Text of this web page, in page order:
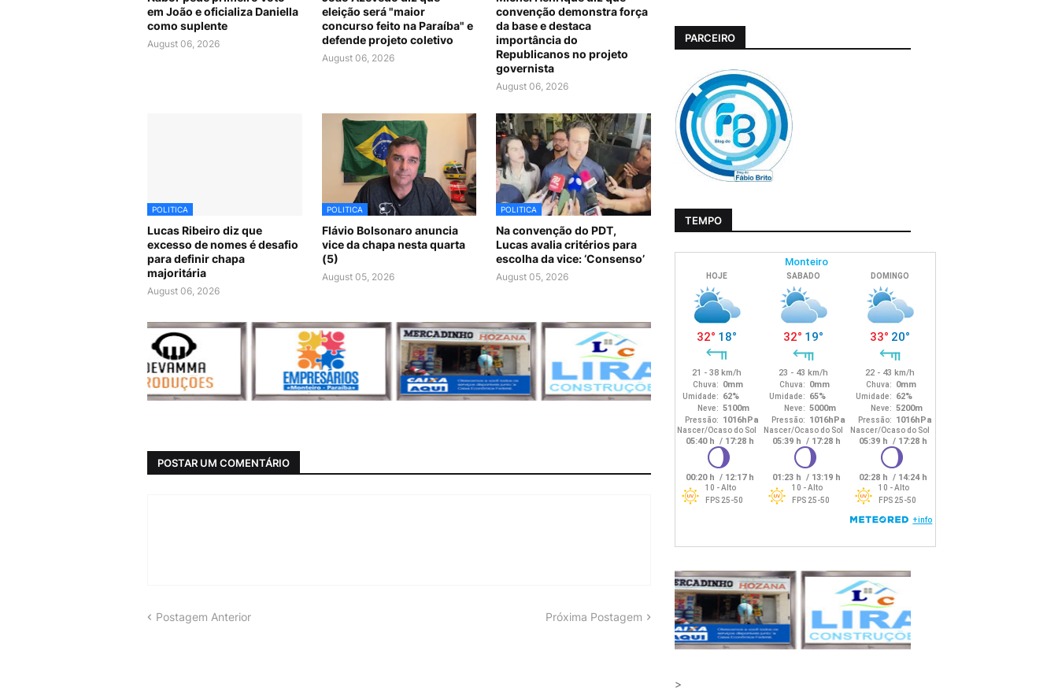
em João e oficializa Daniella
como suplente
August 06, 2026
eleição será "maior
concurso feito na Paraíba" e
defende projeto coletivo
August 06, 2026
convenção demonstra força
da base e destaca
importância do
Republicanos no projeto
governista
August 06, 2026
POLITICA
Lucas Ribeiro diz que
excesso de nomes é desafio
para definir chapa
majoritária
August 06, 2026
POLITICA
Flávio Bolsonaro anuncia
vice da chapa nesta quarta
(5)
August 05, 2026
POLITICA
Na convenção do PDT,
Lucas avalia critérios para
escolha da vice: ‘Consenso’
August 05, 2026
POSTAR UM COMENTÁRIO
Postagem Anterior Próxima Postagem
PARCEIRO
TEMPO
>